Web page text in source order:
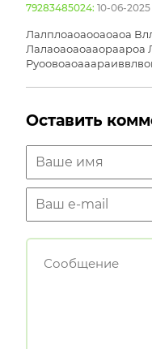
79283485024: 10-06-
Лалплоаоаооаоаоа
Лалаоаоаоааораароа
Оставить